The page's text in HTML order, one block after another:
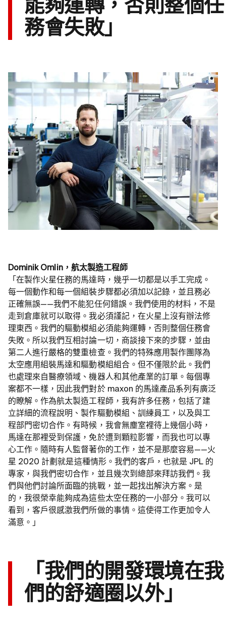
能夠運轉，否則整個任
務會失敗」
Dominik Omlin，航太製造工程師
「在製作火星任務的馬達時，幾乎一切都是以手工完成。
每一個動作和每一個組裝步驟都必須加以記錄，並且務必
正確無誤——我們不能犯任何錯誤。我們使用的材料，不是
走到倉庫就可以取得。我必須謹記，在火星上沒有辦法修
理東西。我們的驅動模組必須能夠運轉，否則整個任務會
失敗。所以我們互相討論一切，商談接下來的步驟，並由
第二人進行嚴格的雙重檢查。我們的特殊應用製作團隊為
太空應用組裝馬達和驅動模組組合。但不僅限於此。我們
也處理來自醫療領域、機器人和其他產業的訂單。每個專
案都不一樣，因此我們對於 maxon 的馬達產品系列有廣泛
的瞭解。作為航太製造工程師，我有許多任務，包括了建
立詳細的流程說明、製作驅動模組、訓練員工，以及與工
程部門密切合作。有時候，我會無塵室裡待上幾個小時，
馬達在那裡受到保護，免於遭到顆粒影響，而我也可以專
心工作。隨時有人監督著你的工作，並不是那麼容易——火
星 2020 計劃就是這種情形。我們的客戶，也就是 JPL 的
專家，與我們密切合作，並且幾次到總部來拜訪我們。我
們與他們討論所面臨的挑戰，並一起找出解決方案。是
的，我很榮幸能夠成為這些太空任務的一小部分。我可以
看到，客戶很感激我們所做的事情。這使得工作更加令人
滿意。」
「我們的開發環境在我
們的舒適圈以外」